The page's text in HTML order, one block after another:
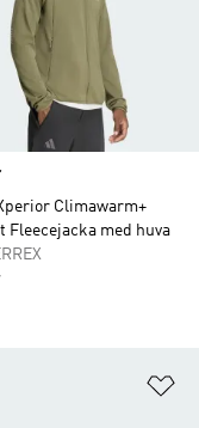
Climawarm+
Fleecejacka med huva